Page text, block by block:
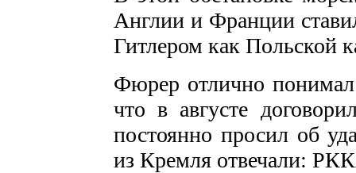
Анг­лии и Франции
Гитлером как Польской
Фюрер отлично
что в августе
постоянно просил об
из Кремля отвечали: